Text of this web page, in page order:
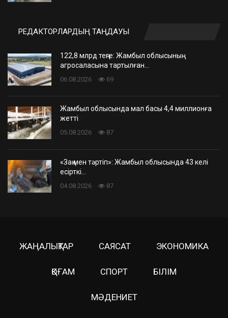
РЕДАКТОРЛАРДЫҢ ТАҢДАУЫ
122,8 млрд теңге: Жамбыл облысының
агросаласына тартылған…
06.08.2026 69
Жамбыл облысында мал басы 4,4 миллионға
жетті
05.08.2026 87
«Заң мен тәртіп»: Жамбыл облысында 43 келі
есірткі…
04.08.2026 87
ЖАҢАЛЫҚТАР САЯСАТ ЭКОНОМИКА
ҚОҒАМ СПОРТ БІЛІМ
МӘДЕНИЕТ